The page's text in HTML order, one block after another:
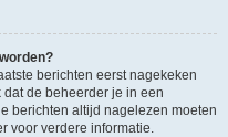
berichten eerst nagekeken
de beheerder je in een
berichten altijd nagelezen moeten
voor verdere informatie.